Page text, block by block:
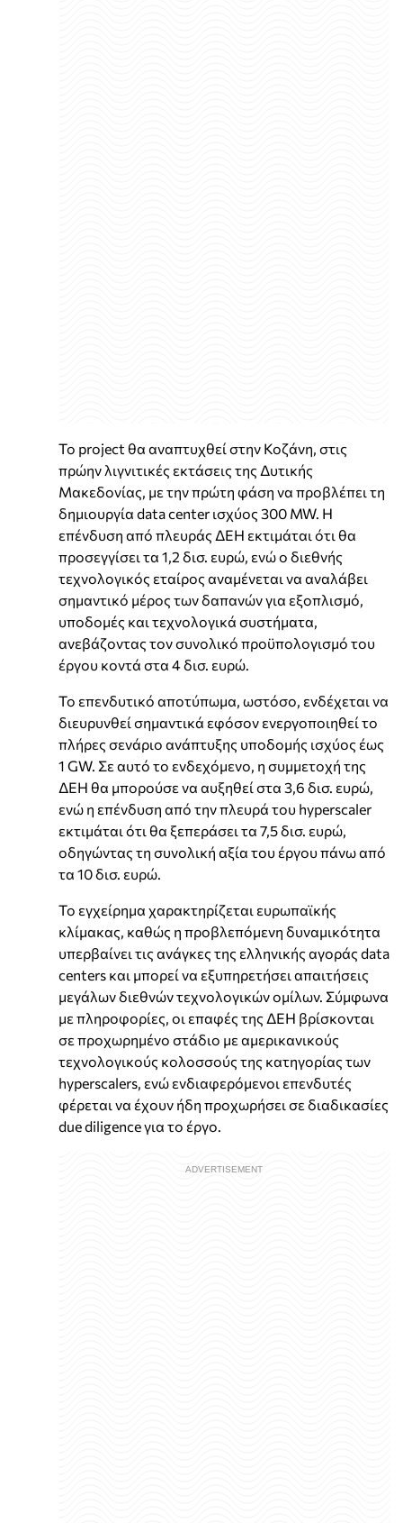
Το project θα αναπτυχθεί στην Κοζάνη, στις
πρώην λιγνιτικές εκτάσεις της Δυτικής
Μακεδονίας, με την πρώτη φάση να προβλέπει τη
δημιουργία data center ισχύος 300 MW. Η
επένδυση από πλευράς ΔΕΗ εκτιμάται ότι θα
προσεγγίσει τα 1,2 δισ. ευρώ, ενώ ο διεθνής
τεχνολογικός εταίρος αναμένεται να αναλάβει
σημαντικό μέρος των δαπανών για εξοπλισμό,
υποδομές και τεχνολογικά συστήματα,
ανεβάζοντας τον συνολικό προϋπολογισμό του
έργου κοντά στα 4 δισ. ευρώ.
Το επενδυτικό αποτύπωμα, ωστόσο, ενδέχεται να
διευρυνθεί σημαντικά εφόσον ενεργοποιηθεί το
πλήρες σενάριο ανάπτυξης υποδομής ισχύος έως
1 GW. Σε αυτό το ενδεχόμενο, η συμμετοχή της
ΔΕΗ θα μπορούσε να αυξηθεί στα 3,6 δισ. ευρώ,
ενώ η επένδυση από την πλευρά του hyperscaler
εκτιμάται ότι θα ξεπεράσει τα 7,5 δισ. ευρώ,
οδηγώντας τη συνολική αξία του έργου πάνω από
τα 10 δισ. ευρώ.
Το εγχείρημα χαρακτηρίζεται ευρωπαϊκής
κλίμακας, καθώς η προβλεπόμενη δυναμικότητα
υπερβαίνει τις ανάγκες της ελληνικής αγοράς data
centers και μπορεί να εξυπηρετήσει απαιτήσεις
μεγάλων διεθνών τεχνολογικών ομίλων. Σύμφωνα
με πληροφορίες, οι επαφές της ΔΕΗ βρίσκονται
σε προχωρημένο στάδιο με αμερικανικούς
τεχνολογικούς κολοσσούς της κατηγορίας των
hyperscalers, ενώ ενδιαφερόμενοι επενδυτές
φέρεται να έχουν ήδη προχωρήσει σε διαδικασίες
due diligence για το έργο.